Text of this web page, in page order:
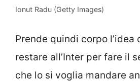
Ionut Radu (Getty Images)
Prende quindi corpo l’idea
restare all’Inter per fare il
che lo si voglia mandare